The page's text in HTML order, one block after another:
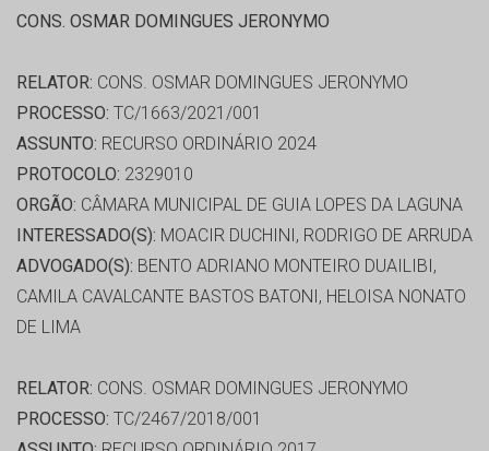
CONS. OSMAR DOMINGUES JERONYMO
RELATOR: CONS. OSMAR DOMINGUES JERONYMO
PROCESSO: TC/1663/2021/001
ASSUNTO: RECURSO ORDINÁRIO 2024
PROTOCOLO: 2329010
ORGÃO: CÂMARA MUNICIPAL DE GUIA LOPES DA LAGUNA
INTERESSADO(S): MOACIR DUCHINI, RODRIGO DE ARRUDA
ADVOGADO(S): BENTO ADRIANO MONTEIRO DUAILIBI,
CAMILA CAVALCANTE BASTOS BATONI, HELOISA NONATO
DE LIMA
RELATOR: CONS. OSMAR DOMINGUES JERONYMO
PROCESSO: TC/2467/2018/001